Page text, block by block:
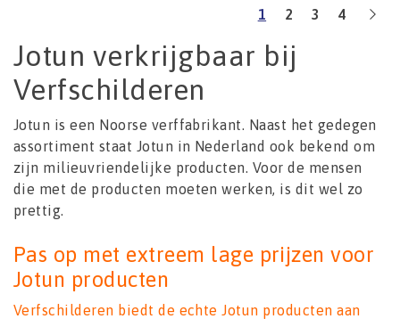
1 2 3 4
Jotun verkrijgbaar bij
Verfschilderen
Jotun is een Noorse verffabrikant. Naast het gedegen
assortiment staat Jotun in Nederland ook bekend om
zijn milieuvriendelijke producten. Voor de mensen
die met de producten moeten werken, is dit wel zo
prettig.
Pas op met extreem lage prijzen voor
Jotun producten
Verfschilderen biedt de echte Jotun producten aan